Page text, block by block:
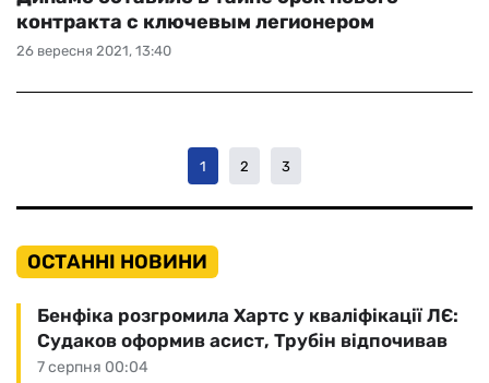
26 вересня 2021, 13:40
контракта с ключевым легионером
1 2 3
ОСТАННІ НОВИНИ
7 серпня 00:04
Бенфіка розгромила Хартс у кваліфікації ЛЄ:
Судаков оформив асист, Трубін відпочивав